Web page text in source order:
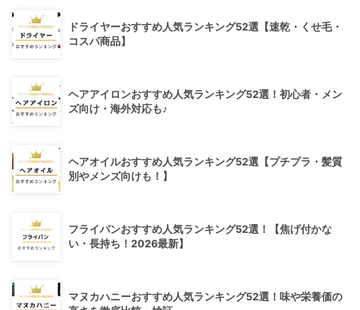
ドライヤーおすすめ人気ランキング52選【速乾・くせ毛・
コスパ商品】
ヘアアイロンおすすめ人気ランキング52選！初心者・メン
ズ向け・海外対応も♪
ヘアオイルおすすめ人気ランキング52選【プチプラ・髪質
別やメンズ向けも！】
フライパンおすすめ人気ランキング52選！【焦げ付かな
い・長持ち！2026最新】
マヌカハニーおすすめ人気ランキング52選！味や栄養価の